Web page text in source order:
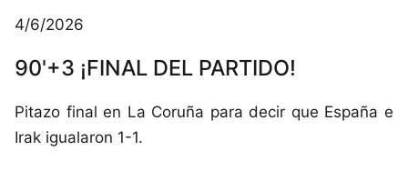
4/6/2026
90'+3 ¡FINAL DEL PARTIDO!
Pitazo final en La Coruña para decir que España e
Irak igualaron 1-1.